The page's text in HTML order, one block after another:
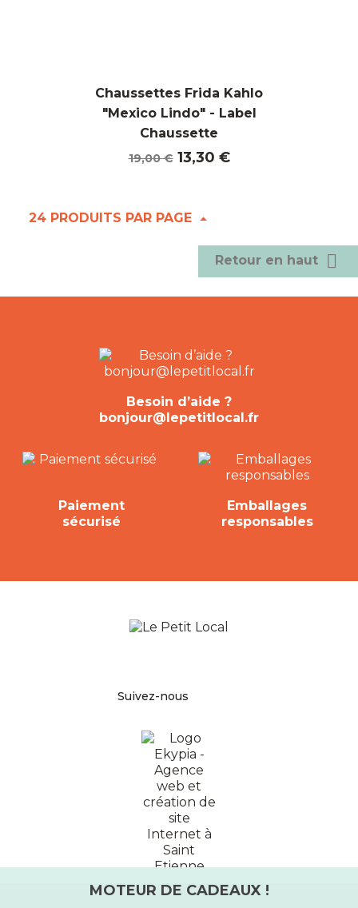
Chaussettes Frida Kahlo
"Mexico Lindo" - Label
Chaussette
Prix
19,00 € Prix
13,30 €
24 PRODUITS PAR PAGE
Retour en haut 
Besoin d’aide ?
bonjour@lepetitlocal.fr
Paiement
sécurisé
Emballages
responsables
Suivez-nous